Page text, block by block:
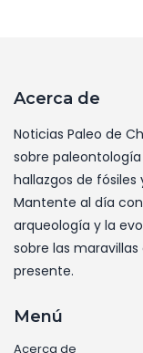
Acerca de
Noticias Paleo de
sobre
hallazgos de
Mantente al día
arqueología y la
sobre las
presente.
Menú
Acerca de